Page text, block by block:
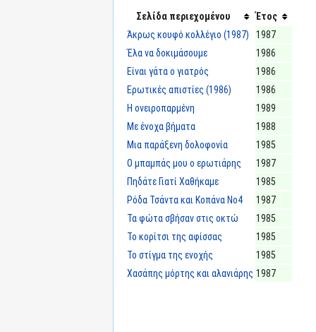
Σελίδα περιεχομένου
Έτος
Άκρως κουφό κολλέγιο (1987)
1987
Έλα να δοκιμάσουμε
1986
Είναι γάτα ο γιατρός
1986
Ερωτικές απιστίες (1986)
1986
Η ονειροπαρμένη
1989
Με ένοχα βήματα
1988
Μια παράξενη δολοφονία
1985
Ο μπαμπάς μου ο ερωτιάρης
1987
Πηδάτε Γιατί Χαθήκαμε
1985
Ρόδα Τσάντα και Κοπάνα Νο4
1987
Τα φώτα σβήσαν στις οκτώ
1985
Το κορίτσι της αφίσσας
1985
Το στίγμα της ενοχής
1985
Χασάπης μόρτης και αλανιάρης 1987